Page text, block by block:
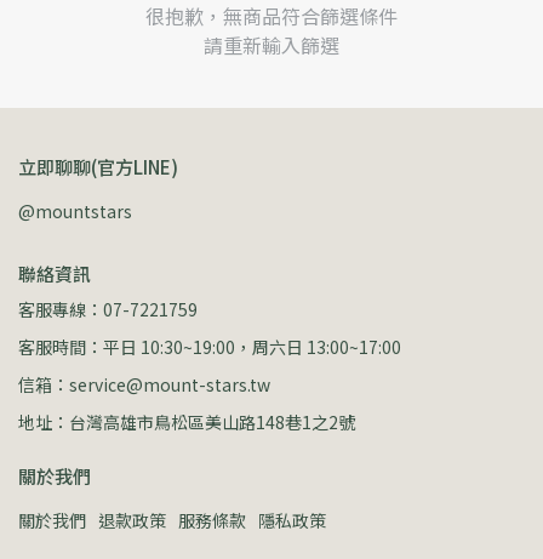
很抱歉，無商品符合篩選條件
請重新輸入篩選
立即聊聊(官方LINE)
@mountstars
聯絡資訊
客服專線：07-7221759
客服時間：平日 10:30~19:00，周六日 13:00~17:00
信箱：service@mount-stars.tw
地址：台灣高雄市鳥松區美山路148巷1之2號
關於我們
關於我們 退款政策 服務條款 隱私政策